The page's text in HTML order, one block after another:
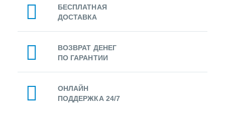
БЕСПЛАТНАЯ
ДОСТАВКА
ВОЗВРАТ ДЕНЕГ
ПО ГАРАНТИИ
ОНЛАЙН
ПОДДЕРЖКА 24/7